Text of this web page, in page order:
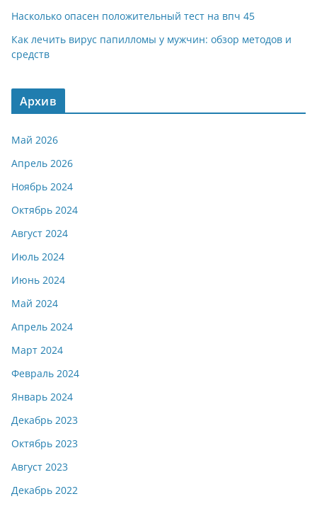
Насколько опасен положительный тест на впч 45
Как лечить вирус папилломы у мужчин: обзор методов и
средств
Архив
Май 2026
Апрель 2026
Ноябрь 2024
Октябрь 2024
Август 2024
Июль 2024
Июнь 2024
Май 2024
Апрель 2024
Март 2024
Февраль 2024
Январь 2024
Декабрь 2023
Октябрь 2023
Август 2023
Декабрь 2022